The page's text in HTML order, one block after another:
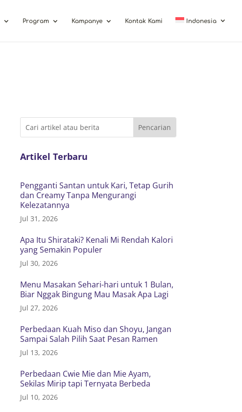
Program Kampanye Kontak Kami Indonesia
Artikel Terbaru
Pengganti Santan untuk Kari, Tetap Gurih
dan Creamy Tanpa Mengurangi
Kelezatannya
Jul 31, 2026
Apa Itu Shirataki? Kenali Mi Rendah Kalori
yang Semakin Populer
Jul 30, 2026
Menu Masakan Sehari-hari untuk 1 Bulan,
Biar Nggak Bingung Mau Masak Apa Lagi
Jul 27, 2026
Perbedaan Kuah Miso dan Shoyu, Jangan
Sampai Salah Pilih Saat Pesan Ramen
Jul 13, 2026
Perbedaan Cwie Mie dan Mie Ayam,
Sekilas Mirip tapi Ternyata Berbeda
Jul 10, 2026